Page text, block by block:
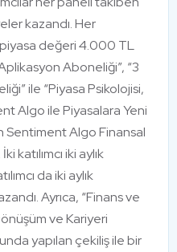
kazandı. Her
piyasa değeri 4.000 TL
Aboneliği”, “3
ile “Piyasa Psikolojisi,
Algo ile Piyasalara Yeni
Sentiment Algo Finansal
katılımcı iki aylık
da iki aylık
Ayrıca, “Finans ve
ve Kariyeri
yapılan çekiliş ile bir